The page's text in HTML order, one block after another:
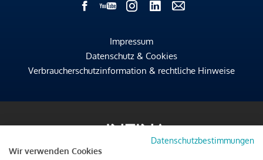
Impressum
Datenschutz & Cookies
Verbraucherschutzinformation & rechtliche Hinweise
Datenschutzbestimmungen
Wir verwenden Cookies